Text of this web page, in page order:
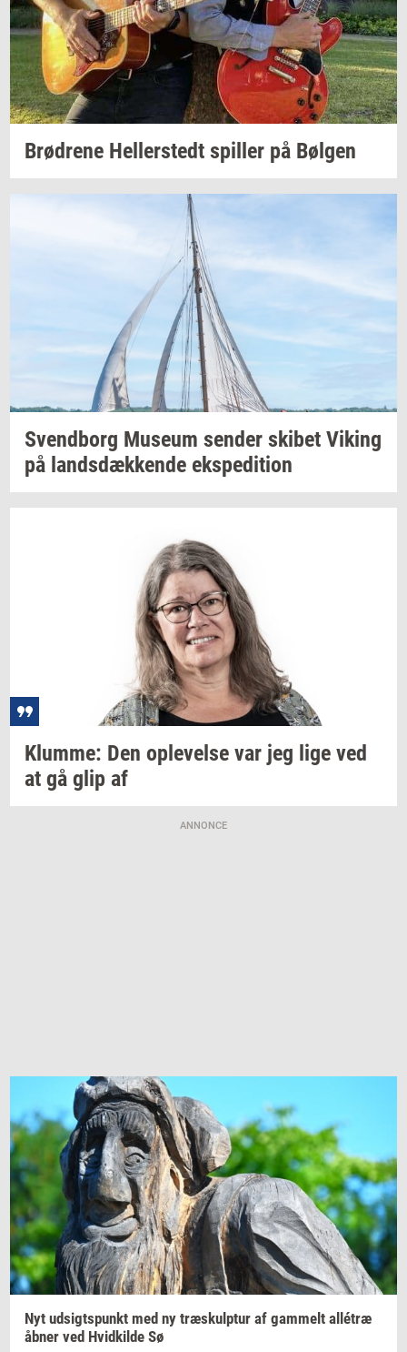
Brød­re­ne Hel­ler­stedt spil­ler på Bøl­gen
Svend­borg Mu­se­um sen­der ski­bet Viking
på lands­dæk­ken­de eks­pe­di­tion
Klum­me: Den op­le­vel­se var jeg lige ved
at gå glip af
ANNONCE
Nyt ud­sigts­punkt med ny træskul­p­tur af gam­melt allétræ
åbner ved Hvid­kil­de Sø